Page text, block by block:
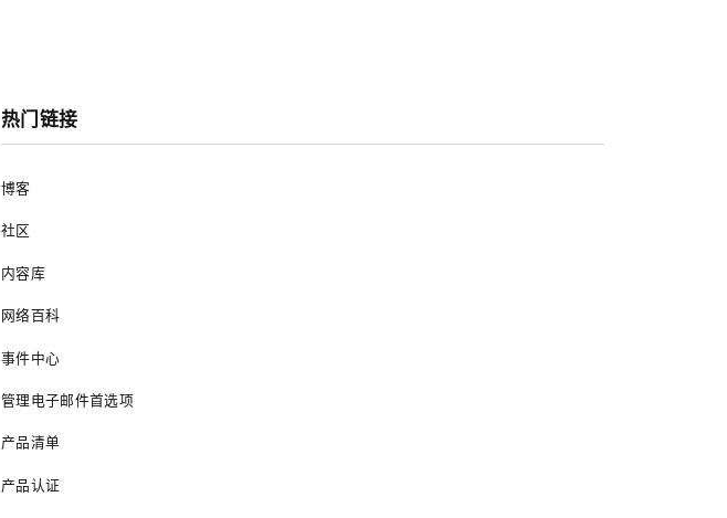
热门链接
博客
社区
内容库
网络百科
事件中心
管理电子邮件首选项
产品清单
产品认证